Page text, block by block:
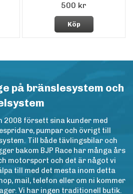
500 kr
Köp
på bränslesystem och
2008 försett sina kunder med
pumpar och övrigt till
Till både tävlingsbilar och
bakom BJP Race har många års
motorsport och det är något vi
till med det mesta inom detta
mail, telefon eller om ni kommer
Vi har ingen traditionell butik.